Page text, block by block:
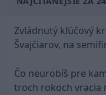
Zvládnutý kľúčový
Švajčiarov, na
Čo neurobíš pre
troch rokoch vracia